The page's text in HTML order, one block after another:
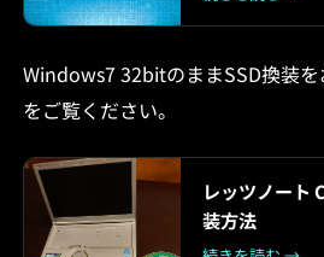
Windows7 32bitのままSSD換装
をご覧ください。
レッツノート
装方法